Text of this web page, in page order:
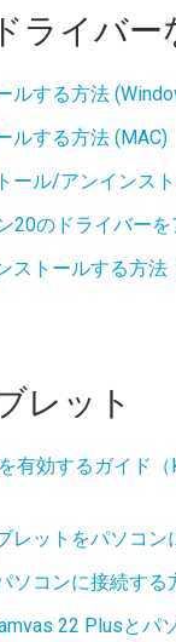
ライバー
ルする方法
ルする方法 (MAC)
ール/アンインス
20のドライバー
ストールする方法
レット
有効するガイド
レットをパソコン
ソコンに接続する
22 Plusとパ